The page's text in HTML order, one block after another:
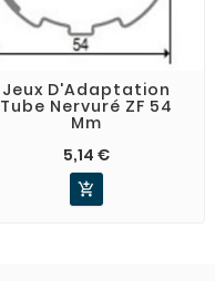
Jeux D'Adaptation
Tube Nervuré ZF 54
Mm
5,14 €
